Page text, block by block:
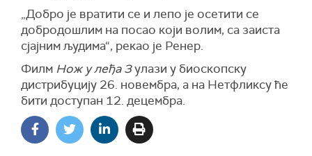
„Добро је вратити се и лепо је осетити се
добродошлим на посао који волим, са заиста
сјајним људима“, рекао је Ренер.
Филм Нож у леђа 3улази у биоскопску
дистрибуцију 26. новембра, а на Нетфликсу ће
бити доступан 12. децембра.